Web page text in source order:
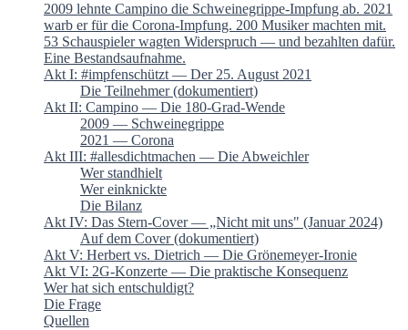
2009 lehnte Campino die Schweinegrippe-Impfung ab. 2021
warb er für die Corona-Impfung. 200 Musiker machten mit.
53 Schauspieler wagten Widerspruch — und bezahlten dafür.
Eine Bestandsaufnahme.
Akt I: #impfenschützt — Der 25. August 2021
Die Teilnehmer (dokumentiert)
Akt II: Campino — Die 180-Grad-Wende
2009 — Schweinegrippe
2021 — Corona
Akt III: #allesdichtmachen — Die Abweichler
Wer standhielt
Wer einknickte
Die Bilanz
Akt IV: Das Stern-Cover — „Nicht mit uns" (Januar 2024)
Auf dem Cover (dokumentiert)
Akt V: Herbert vs. Dietrich — Die Grönemeyer-Ironie
Akt VI: 2G-Konzerte — Die praktische Konsequenz
Wer hat sich entschuldigt?
Die Frage
Quellen